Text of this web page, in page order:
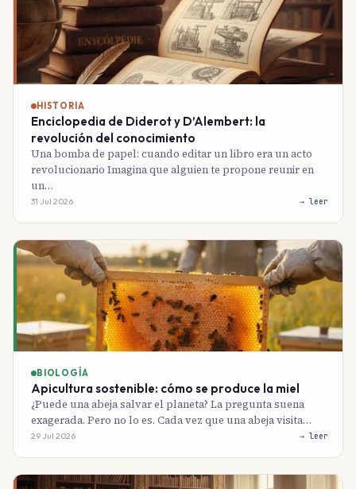
HISTORIA
Enciclopedia de Diderot y D’Alembert: la
revolución del conocimiento
Una bomba de papel: cuando editar un libro era un acto
revolucionario Imagina que alguien te propone reunir en
un…
31 Jul 2026 → leer
BIOLOGÍA
Apicultura sostenible: cómo se produce la miel
¿Puede una abeja salvar el planeta? La pregunta suena
exagerada. Pero no lo es. Cada vez que una abeja visita…
29 Jul 2026 → leer